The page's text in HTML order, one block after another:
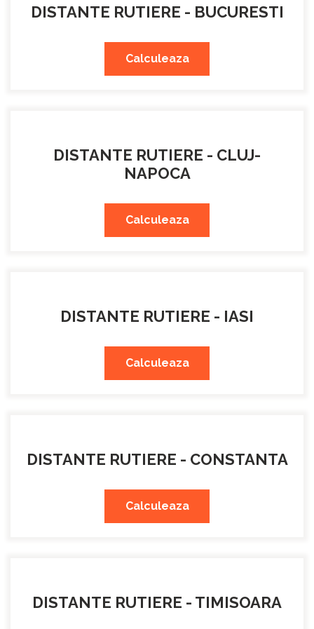
DISTANTE RUTIERE - BUCURESTI
Calculeaza
DISTANTE RUTIERE - CLUJ-
NAPOCA
Calculeaza
DISTANTE RUTIERE - IASI
Calculeaza
DISTANTE RUTIERE - CONSTANTA
Calculeaza
DISTANTE RUTIERE - TIMISOARA